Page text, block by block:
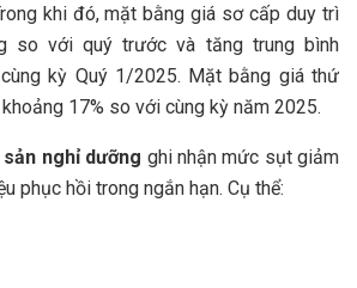
khi đó, mặt bằng giá sơ cấp duy trì
so với quý trước và tăng trung bình
kỳ Quý 1/2025. Mặt bằng giá thứ
17% so với cùng kỳ năm 2025.
nghỉ dưỡng ghi nhận mức sụt giảm
phục hồi trong ngắn hạn. Cụ thể: